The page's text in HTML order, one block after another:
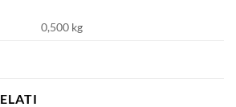
0,500 kg